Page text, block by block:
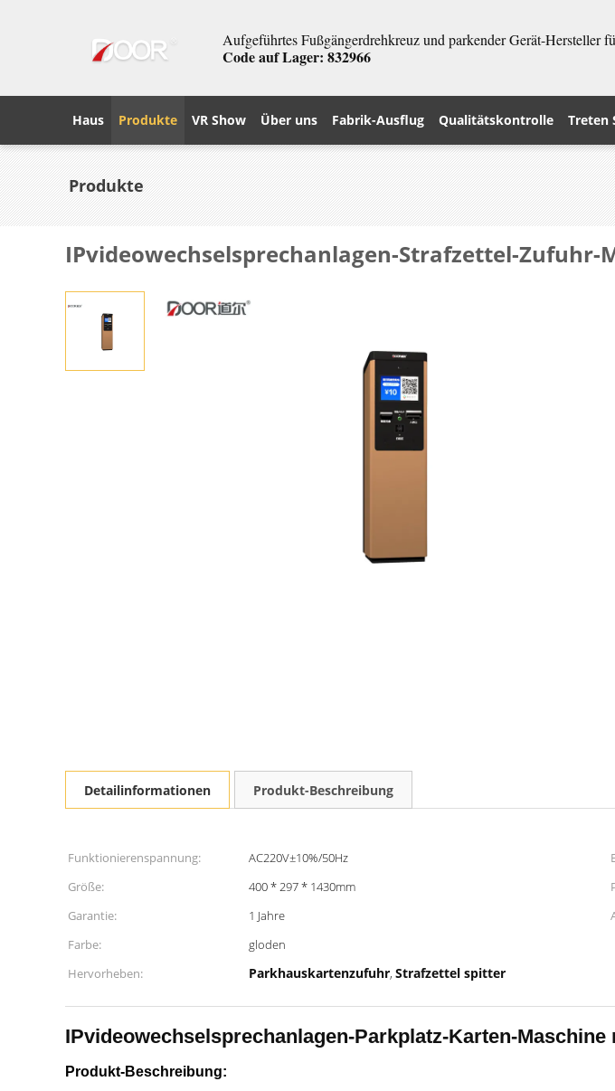
Aufgeführtes Fußgängerdrehkreuz und parkender Gerät-Hersteller
Code auf Lager: 832966
Haus Produkte VR Show Über uns Fabrik-Ausflug Qualitätskontrolle Treten
Produkte
IPvideowechselsprechanlagen-Strafzettel-
Detailinformationen Produkt-Beschreibung
Funktionierenspannung: AC220V±10%/50Hz
Größe:
400 * 297 * 1430mm
Garantie:
1 Jahre
Farbe:
gloden
Hervorheben:
Parkhauskartenzufuhr, Strafzettel spitter
IPvideowechselsprechanlagen-Parkplatz-Karten-
Produkt-Beschreibung: